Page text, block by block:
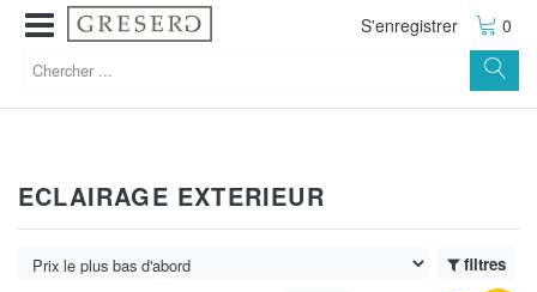
S'enregistrer 0
ECLAIRAGE EXTERIEUR
filtres